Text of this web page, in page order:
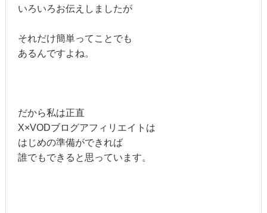
いろいろお伝えしましたが
それだけ簡単ってことでも
あるんですよね。
だから私は正直
X×VODブログアフィリエイトは
はじめの準備ができれば
誰でもできると思っています。